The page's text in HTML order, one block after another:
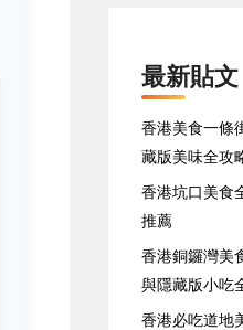
最新貼文
香港美食一條
藏版美味全攻
香港坑口美食
推薦
香港銅鑼灣美
與隱藏版小吃
香港必吃道地